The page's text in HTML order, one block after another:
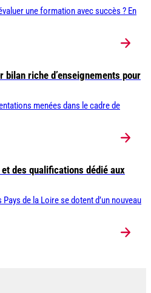
une formation avec succès ? En
riche d’enseignements pour
menées dans le cadre de
des qualifications dédié aux
de la Loire se dotent d’un nouveau